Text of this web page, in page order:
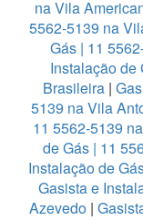
na Vila
5562-5139 na
Gás | 11
Instalação de
Brasileira |
5139 na Vila
11 5562-5139
de Gás | 11
Instalação de
Gasista e
Azevedo|